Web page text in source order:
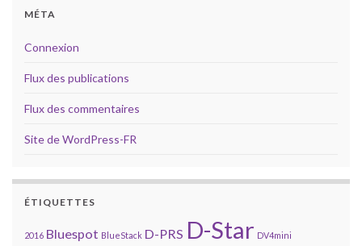
MÉTA
Connexion
Flux des publications
Flux des commentaires
Site de WordPress-FR
ÉTIQUETTES
2016 Bluespot BlueStack D-PRS D-Star DV4mini